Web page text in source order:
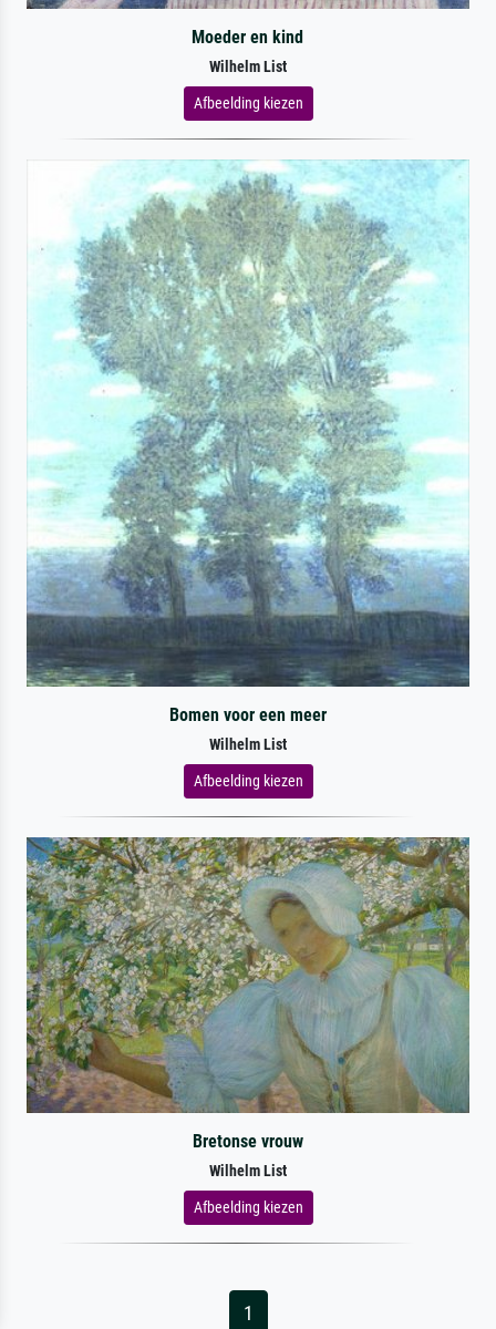
Moeder en kind
Wilhelm List
Afbeelding kiezen
Bomen voor een meer
Wilhelm List
Afbeelding kiezen
Bretonse vrouw
Wilhelm List
Afbeelding kiezen
1